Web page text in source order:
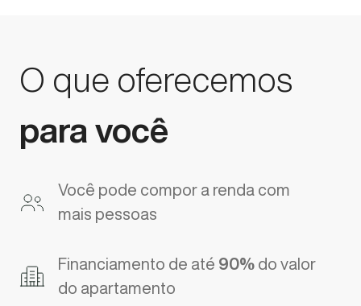
O que oferecemos
para você
Você pode compor a renda com
mais pessoas
Financiamento de até 90% do valor
do apartamento